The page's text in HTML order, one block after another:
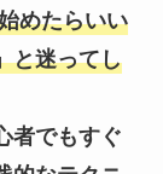
めたらいい
と迷ってし
者でもすぐ